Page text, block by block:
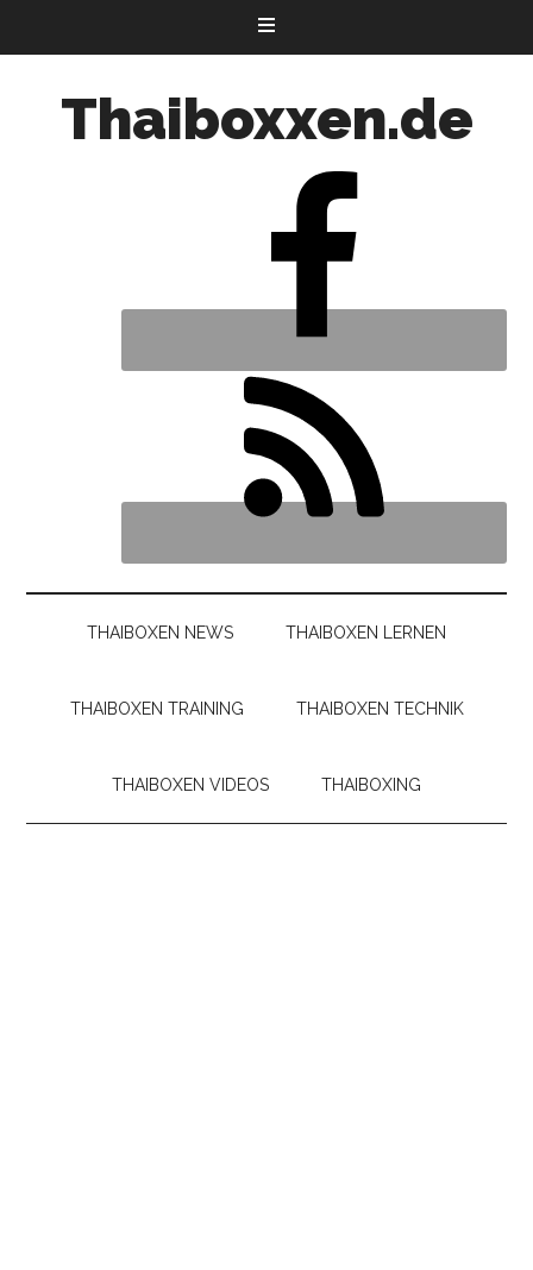
Thaiboxxen.de
THAIBOXEN NEWS THAIBOXEN LERNEN
THAIBOXEN TRAINING THAIBOXEN TECHNIK
THAIBOXEN VIDEOS THAIBOXING